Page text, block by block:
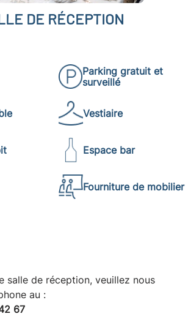
DE RÉCEPTION
Parking gratuit et
surveillé
Vestiaire
Espace bar
Fourniture de mobilier
salle de réception, veuillez nous
au :
67